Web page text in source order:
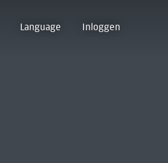
Language Inloggen